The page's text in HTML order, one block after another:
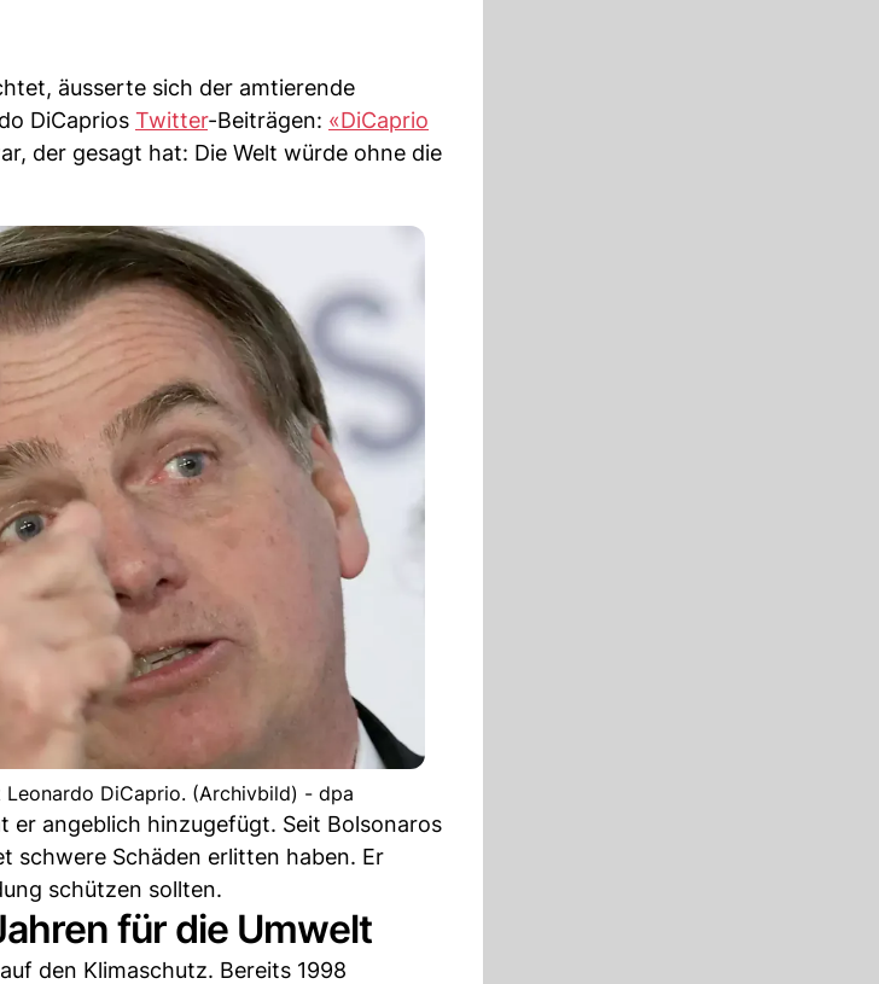
äusserte sich der amtierende
DiCaprios Twitter-Beiträgen: «DiCaprio
der gesagt hat: Die Welt würde ohne die
DiCaprio. (Archivbild) - dpa
er angeblich hinzugefügt. Seit Bolsonaros
schwere Schäden erlitten haben. Er
schützen sollten.
für die Umwelt
den Klimaschutz. Bereits 1998